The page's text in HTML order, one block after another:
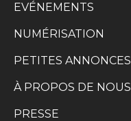
EVÉNEMENTS
NUMÉRISATION
PETITES ANNONCES
À PROPOS DE NOUS
PRESSE